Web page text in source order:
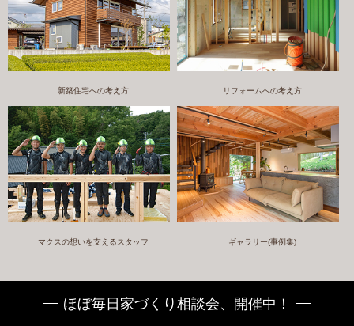
新築住宅への考え方 リフォームへの考え方
マクスの想いを支えるスタッフ ギャラリー(事例集)
ほぼ毎日家づくり相談会、開催中！